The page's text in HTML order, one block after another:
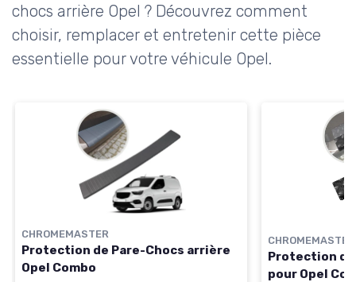
chocs arrière Opel ? Découvrez comment
choisir, remplacer et entretenir cette pièce
essentielle pour votre véhicule Opel.
CHROMEMASTER
Protection de Pare-Chocs arrière
Opel Combo
CHROMEMASTER
Protection
pour Opel